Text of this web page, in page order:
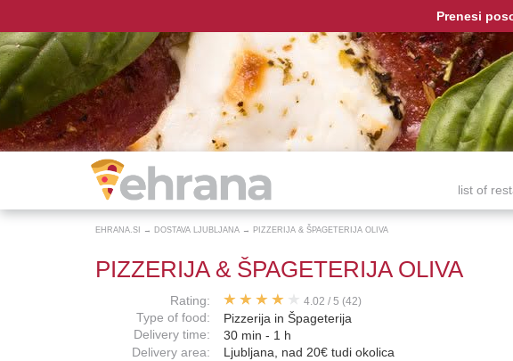
Prenesi
list of
EHRANA.SI → DOSTAVA LJUBLJANA → PIZZERIJA & ŠPAGETERIJA OLIVA
PIZZERIJA & ŠPAGETERIJA OLIVA
Rating:
Type of food:
Delivery time:
4.02 /5 (42)
Pizzerija in Špageterija
30 min - 1 h
Delivery area:
Ljubljana, nad 20€ tudi okolica